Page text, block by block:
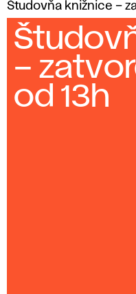
Študovňa knižnice –
–
od 13h